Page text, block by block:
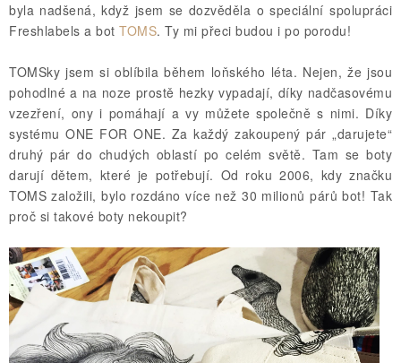
byla nadšená, když jsem se dozvěděla o speciální spolupráci
Freshlabels a bot TOMS. Ty mi přeci budou i po porodu!
TOMSky jsem si oblíbila během loňského léta. Nejen, že jsou
pohodlné a na noze prostě hezky vypadají, díky nadčasovému
vzezření, ony i pomáhají a vy můžete společně s nimi. Díky
systému ONE FOR ONE. Za každý zakoupený pár „darujete“
druhý pár do chudých oblastí po celém světě. Tam se boty
darují dětem, které je potřebují. Od roku 2006, kdy značku
TOMS založili, bylo rozdáno více než 30 milionů párů bot! Tak
proč si takové boty nekoupit?